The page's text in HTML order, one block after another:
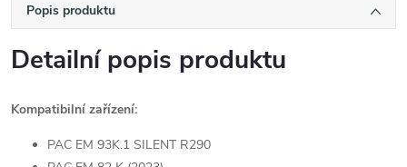
Popis produktu
Detailní popis produktu
Kompatibilní zařízení:
PAC EM 93K.1 SILENT R290